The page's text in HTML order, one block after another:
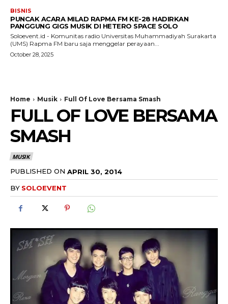
BISNIS
PUNCAK ACARA MILAD RAPMA FM KE-28 HADIRKAN
PANGGUNG GIGS MUSIK DI HETERO SPACE SOLO
Soloevent.id - Komunitas radio Universitas Muhammadiyah Surakarta
(UMS) Rapma FM baru saja menggelar perayaan...
October 28, 2025